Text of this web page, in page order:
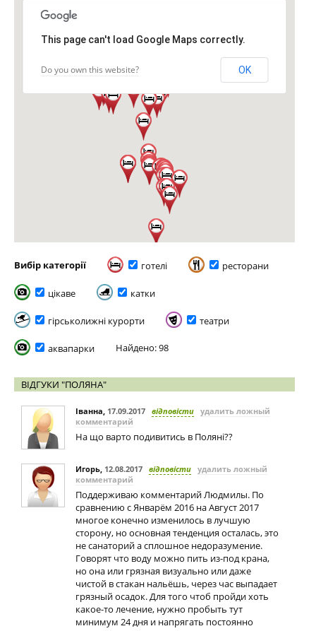
This page can't load Google Maps correctly.
Do you own this website? OK
Вибір категорії готелі ресторани
цікаве катки
гірськолижні курорти театри
аквапарки Найдено: 98
ВІДГУКИ "ПОЛЯНА"
Іванна, 17.09.2017 відповісти удалить ложный
комментарий
На що варто подивитись в Поляні??
Игорь, 12.08.2017 відповісти удалить ложный
комментарий
Поддерживаю комментарий Людмилы. По
сравнению с Январём 2016 на Август 2017
многое конечно изменилось в лучшую
сторону, но основная тенденция осталась, это
не санаторий а сплошное недоразумение.
Говорят что воду можно пить из-под крана,
но она или грязная визуально или даже
чистой в стакан нальёшь, через час выпадает
грязный осадок. Для того чтоб пройди хоть
какое-то лечение, нужно пробыть тут
минимум 24 дня и напрягать постоянно